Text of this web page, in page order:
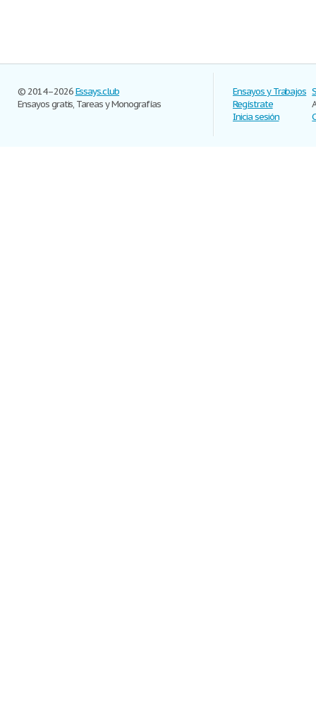
© 2014–2026Essays.club
Ensayos gratis, Tareas y Monografías
Ensayos y Trabajos
Regístrate
Inicia sesión